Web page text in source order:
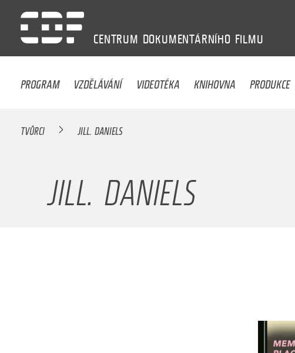
CENTRUM DOKUMENTÁRNÍHO FILMU
PROGRAM VZDĚLÁVÁNÍ VIDEOTÉKA KNIHOVNA PRODUKCE
TVŮRCI JILL. DANIELS
JILL. DANIELS